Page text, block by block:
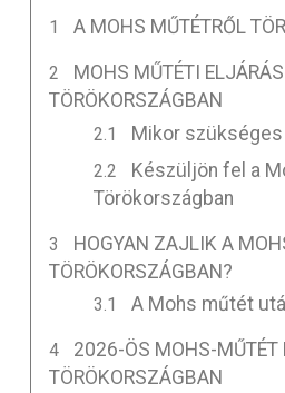
A MOHS MŰTÉTRŐL
MOHS MŰTÉTI ELJÁRÁS
TÖRÖKORSZÁGBAN
Mikor
Készüljön fel a
Törökországban
HOGYAN ZAJLIK A
TÖRÖKORSZÁGBAN?
A Mohs műtét
2026-ÖS MOHS-MŰTÉT
TÖRÖKORSZÁGBAN